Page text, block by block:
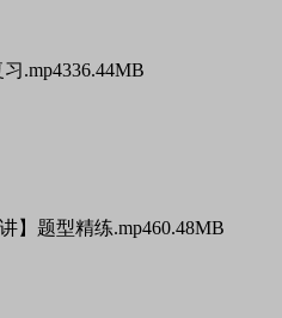
.mp4336.44MB
】题型精练.mp460.48MB